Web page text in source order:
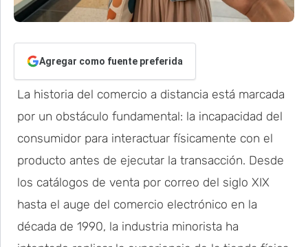
Agregar como fuente preferida
La historia del comercio a distancia está marcada
por un obstáculo fundamental: la incapacidad del
consumidor para interactuar físicamente con el
producto antes de ejecutar la transacción. Desde
los catálogos de venta por correo del siglo XIX
hasta el auge del comercio electrónico en la
década de 1990, la industria minorista ha